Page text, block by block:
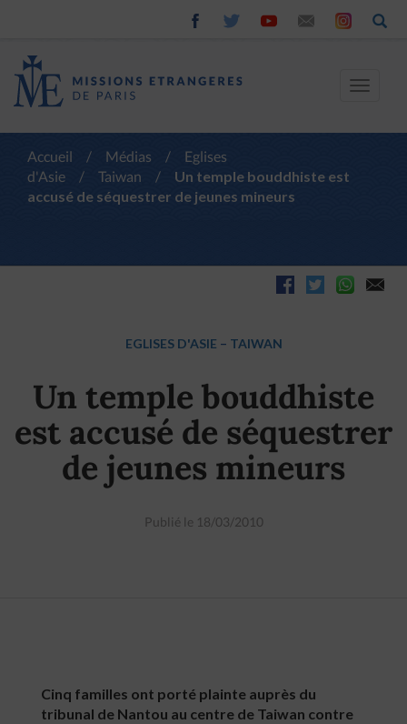
Toggle
Accueil / Médias /
Eglises
d'Asie
/ Taiwan /
Un temple bouddhiste est
accusé de séquestrer de jeunes mineurs
EGLISES D'ASIE – TAIWAN
Un temple bouddhiste
est accusé de séquestrer
de jeunes mineurs
Publié le 18/03/2010
Cinq familles ont porté plainte auprès du
tribunal de Nantou au centre de Taiwan contre